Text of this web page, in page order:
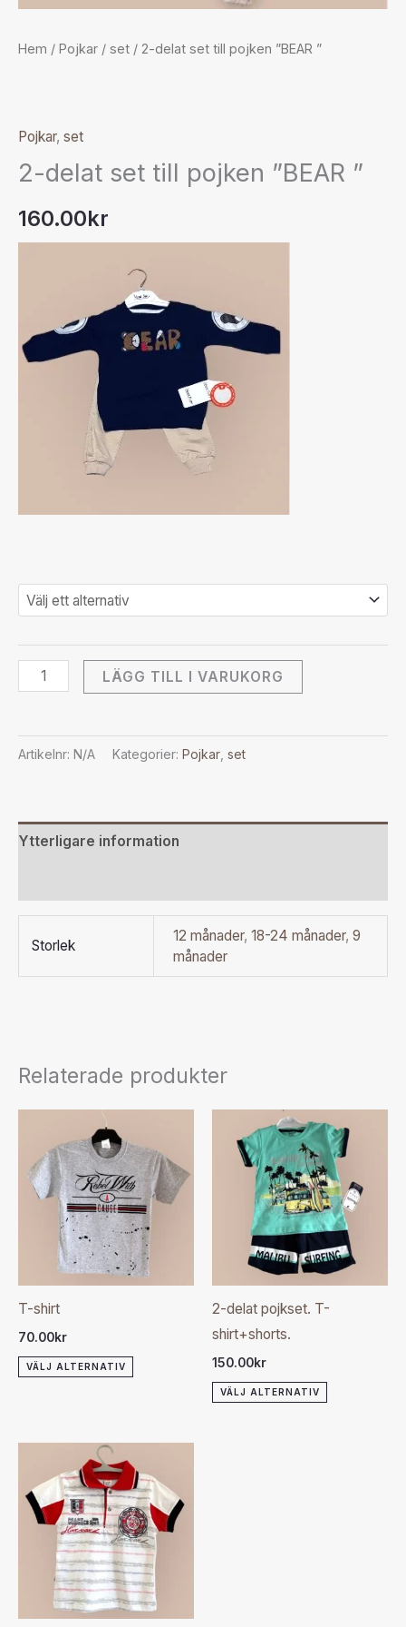
Hem / Pojkar / set / 2-delat set till pojken ”BEAR ”
Pojkar, set
2-delat set till pojken ”BEAR ”
160.00kr
LÄGG TILL I VARUKORG
Artikelnr: N/A Kategorier: Pojkar set
Ytterligare information
Storlek
12 månader, 18-24 månader, 9
månader
Relaterade produkter
T-shirt
70.00kr
VÄLJ ALTERNATIV
här
produkten
har
flera
varianter.
De
väljas
2-delat pojkset. T-
shirt+shorts.
150.00kr
VÄLJ ALTERNATIV
Den
här
produkten
har
flera
varianter.
De
på
här
produkten
har
flera
varianter.
De